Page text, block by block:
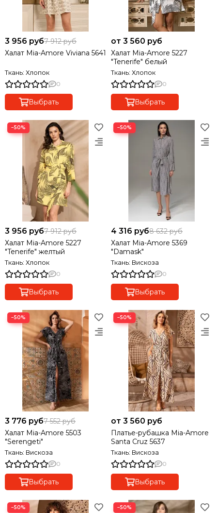
3 956 руб7 912 руб
Халат Mia-Amore Viviana 5641
Ткань: Хлопок
0
Выбрать
от 3 560 руб
Халат Mia-Amore 5227
"Tenerife" белый
Ткань: Хлопок
0
Выбрать
−50%
3 956 руб7 912 руб
Халат Mia-Amore 5227
"Tenerife" желтый
Ткань: Хлопок
0
Выбрать
−50%
4 316 руб8 632 руб
Халат Mia-Amore 5369
"Damask"
Ткань: Вискоза
0
Выбрать
−50%
3 776 руб7 552 руб
Халат Mia-Amore 5503
"Serengeti"
Ткань: Вискоза
0
Выбрать
−50%
от 3 560 руб
Платье-рубашка Mia-Amore
Santa Cruz 5637
Ткань: Вискоза
0
Выбрать
−50% −50%